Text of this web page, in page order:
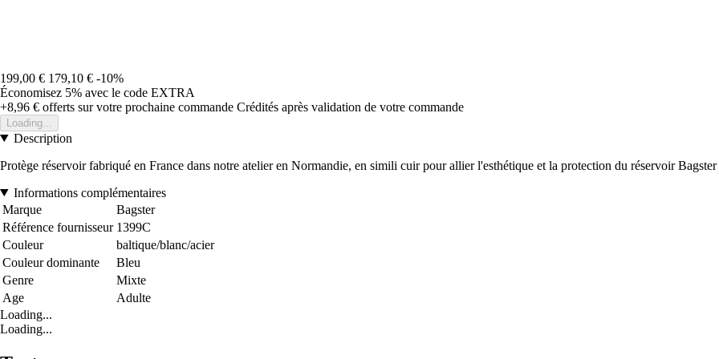
199,00 € 179,10 € -10%
Économisez 5% avec le code EXTRA
+8,96 € offerts sur votre prochaine commande Crédités après validation de votre commande
Loading...
Description
Protège réservoir fabriqué en France dans notre atelier en Normandie, en simili cuir pour allier l'esthétique et la protection du réservoir Bagster
Informations complémentaires
Marque
Bagster
Référence fournisseur 1399C
Couleur
baltique/blanc/acier
Couleur dominante
Bleu
Genre
Mixte
Age
Adulte
Loading...
Loading...